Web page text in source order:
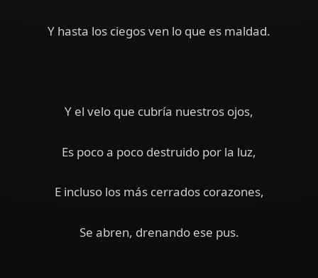
Y hasta los ciegos ven lo que es maldad.
Y el velo que cubría nuestros ojos,
Es poco a poco destruido por la luz,
E incluso los más cerrados corazones,
Se abren, drenando ese pus.